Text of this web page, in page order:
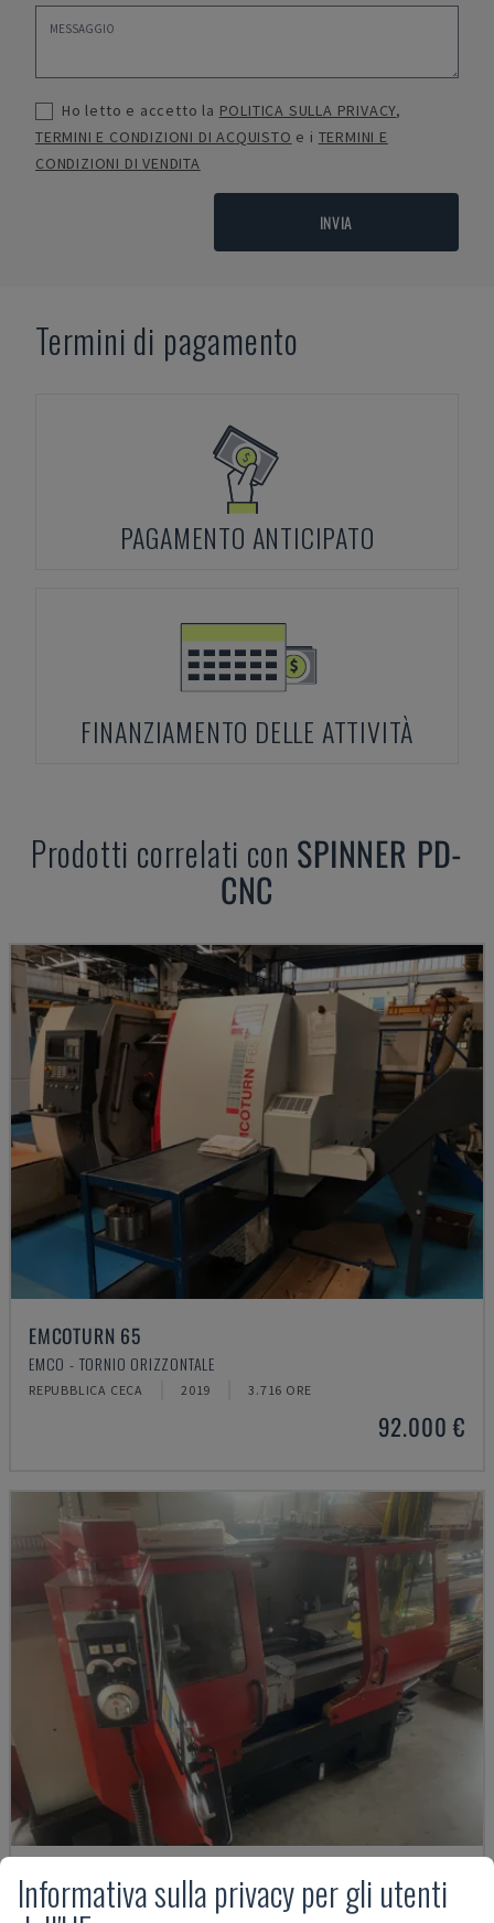
Ho letto e accetto la POLITICA SULLA PRIVACY,
TERMINI E CONDIZIONI DI ACQUISTO e i TERMINI E
CONDIZIONI DI VENDITA
INVIA
Termini di pagamento
PAGAMENTO ANTICIPATO
FINANZIAMENTO DELLE ATTIVITÀ
Prodotti correlati con SPINNER PD-
CNC
EMCOTURN 65
EMCO - TORNIO ORIZZONTALE
REPUBBLICA CECA 2019 3.716 ORE
92.000 €
EMCOMAT 200X1000
EMCO - TORNIO ORIZZONTALE
Informativa sulla privacy per gli utenti